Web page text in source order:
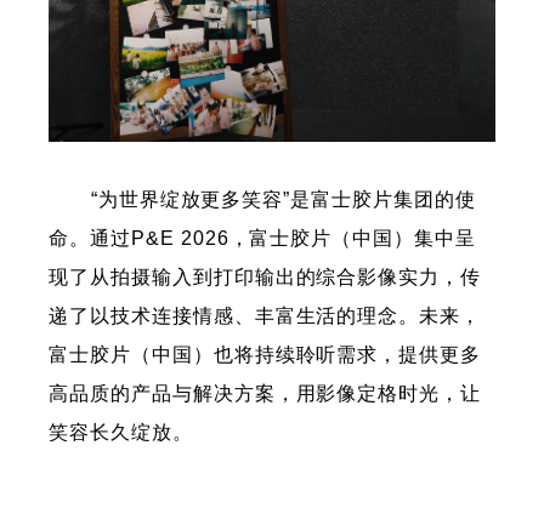
“为世界绽放更多笑容”是富士胶片集团的使
命。通过P&E 2026，富士胶片（中国）集中呈
现了从拍摄输入到打印输出的综合影像实力，传
递了以技术连接情感、丰富生活的理念。未来，
富士胶片（中国）也将持续聆听需求，提供更多
高品质的产品与解决方案，用影像定格时光，让
笑容长久绽放。